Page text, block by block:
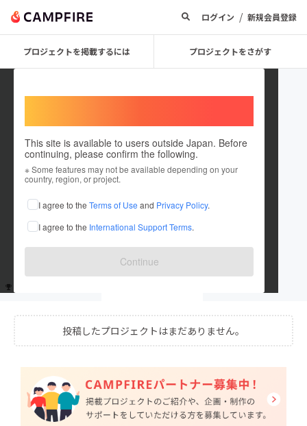
ログイン / 新規会員登録
プロジェクトを掲載するには プロジェクトをさがす
This site is available to users outside Japan. Before
continuing, please confirm the following.
※ Some features may not be available depending on your
country, region, or project.
I agree to the Terms of Use and Privacy Policy.
I agree to the International Support Terms.
Continue
user_526a0bcb4ac4
出身国：未設定
投稿したプロジェクトはまだありません。